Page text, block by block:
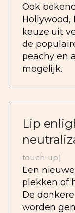
Ook
Hollywood,
keuze uit
de
peachy en
mogelijk.
Lip
touch-up)
Een
plekken of
De
worden